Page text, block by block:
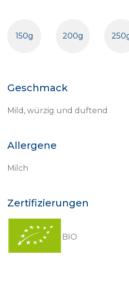
150g 200g
Geschmack
Mild, würzig und duftend
Allergene
Milch
Zertifizierungen
BIO